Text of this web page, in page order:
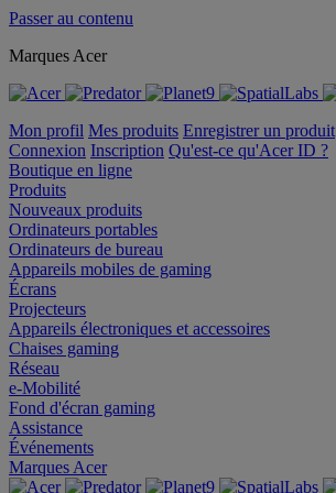
Passer au contenu
Marques Acer
Mon profil Mes produits Enregistrer un produit
Connexion Inscription Qu'est-ce qu'Acer ID ?
Boutique en ligne
Produits
Nouveaux produits
Ordinateurs portables
Ordinateurs de bureau
Appareils mobiles de gaming
Écrans
Projecteurs
Appareils électroniques et accessoires
Chaises gaming
Réseau
e-Mobilité
Fond d'écran gaming
Assistance
Événements
Marques Acer